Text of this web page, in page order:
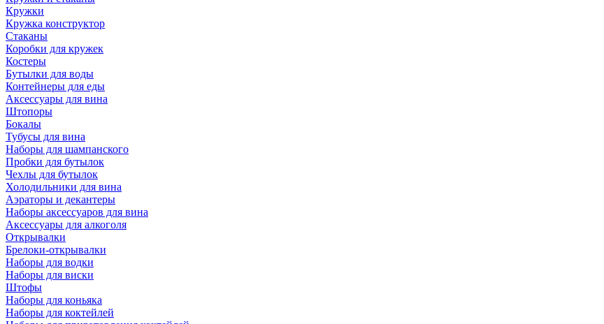
Кружки
Кружка конструктор
Стаканы
Коробки для кружек
Костеры
Бутылки для воды
Контейнеры для еды
Аксессуары для вина
Штопоры
Бокалы
Тубусы для вина
Наборы для шампанского
Пробки для бутылок
Чехлы для бутылок
Холодильники для вина
Аэраторы и декантеры
Наборы аксессуаров для вина
Аксессуары для алкоголя
Открывалки
Брелоки-открывалки
Наборы для водки
Наборы для виски
Штофы
Наборы для коньяка
Наборы для коктейлей